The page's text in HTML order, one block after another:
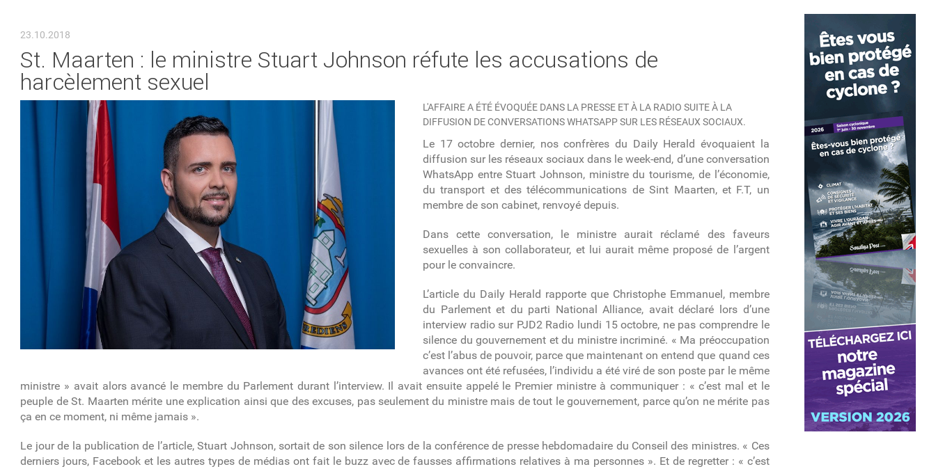
23.10.2018
St. Maarten : le ministre Stuart Johnson réfute les accusations de
harcèlement sexuel
L'AFFAIRE A ÉTÉ ÉVOQUÉE DANS LA PRESSE ET À LA RADIO SUITE À LA
DIFFUSION DE CONVERSATIONS WHATSAPP SUR LES RÉSEAUX SOCIAUX.
Le 17 octobre dernier, nos confrères du Daily Herald évoquaient la
diffusion sur les réseaux sociaux dans le week-end, d’une conversation
WhatsApp entre Stuart Johnson, ministre du tourisme, de l’économie,
du transport et des télécommunications de Sint Maarten, et F.T, un
membre de son cabinet, renvoyé depuis.
Dans cette conversation, le ministre aurait réclamé des faveurs
sexuelles à son collaborateur, et lui aurait même proposé de l’argent
pour le convaincre.
L’article du Daily Herald rapporte que Christophe Emmanuel, membre
du Parlement et du parti National Alliance, avait déclaré lors d’une
interview radio sur PJD2 Radio lundi 15 octobre, ne pas comprendre le
silence du gouvernement et du ministre incriminé. « Ma préoccupation
c’est l’abus de pouvoir, parce que maintenant on entend que quand ces
avances ont été refusées, l’individu a été viré de son poste par le même
ministre » avait alors avancé le membre du Parlement durant l’interview. Il avait ensuite appelé le Premier ministre à communiquer : « c’est mal et le
peuple de St. Maarten mérite une explication ainsi que des excuses, pas seulement du ministre mais de tout le gouvernement, parce qu’on ne mérite pas
ça en ce moment, ni même jamais ».
Le jour de la publication de l’article, Stuart Johnson, sortait de son silence lors de la conférence de presse hebdomadaire du Conseil des ministres. « Ces
derniers jours, Facebook et les autres types de médias ont fait le buzz avec de fausses affirmations relatives à ma personnes ». Et de regretter : « c’est